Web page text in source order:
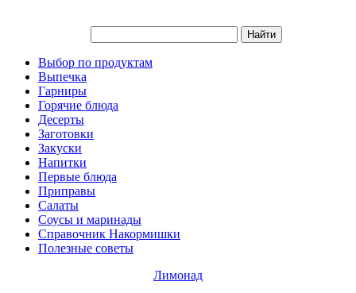
Выбор по продуктам
Выпечка
Гарниры
Горячие блюда
Десерты
Заготовки
Закуски
Напитки
Первые блюда
Приправы
Салаты
Соусы и маринады
Справочник Накормишки
Полезные советы
Лимонад